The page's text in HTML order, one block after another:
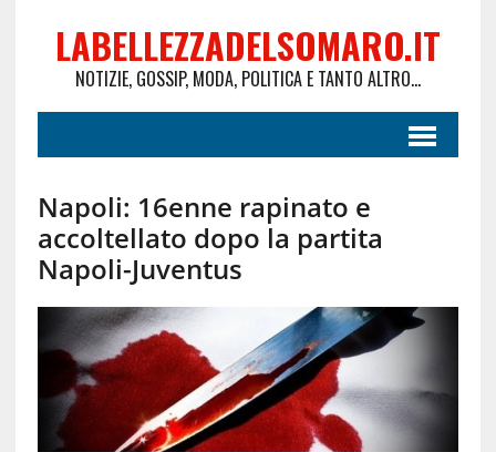
LABELLEZZADELSOMARO.IT
NOTIZIE, GOSSIP, MODA, POLITICA E TANTO ALTRO...
Napoli: 16enne rapinato e
accoltellato dopo la partita
Napoli-Juventus